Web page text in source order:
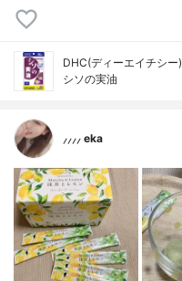
DHC(ディーエイチシー)
シソの実油
⸝⸝⸝⸝ eka